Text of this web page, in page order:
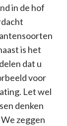
in de hof
is het
dat u
voor
Let wel
denken
zeggen